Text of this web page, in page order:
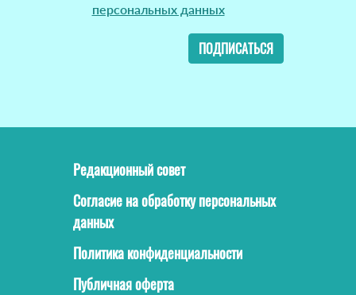
персональных данных
ПОДПИСАТЬСЯ
Редакционный совет
Согласие на обработку персональных
данных
Политика конфиденциальности
Публичная оферта